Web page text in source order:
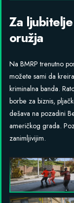
Za
oružja
Na BMRP trenutno
možete sami da
kriminalna banda.
borbe za biznis,
dešava na pozadini
američkog grada.
zanimljivijim.